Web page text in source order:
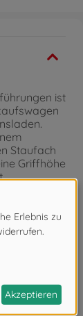
ist
Staufach
Griffhöhe
Kleinteile.